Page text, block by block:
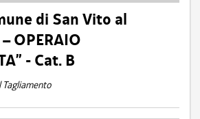
di San Vito al
OPERAIO
- Cat. B
Tagliamento